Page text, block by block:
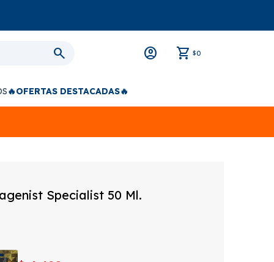
$0
🔥OFERTAS DESTACADAS🔥
Specialist 50 Ml.